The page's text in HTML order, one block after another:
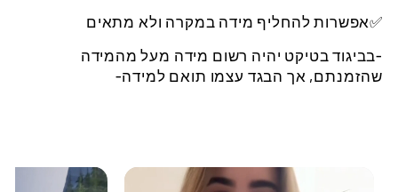
✅אפשרות להחליף מידה במקרה ולא מתאים
-בביגוד בטיקט יהיה רשום מידה מעל מהמידה
שהזמנתם, אך הבגד עצמו תואם למידה-